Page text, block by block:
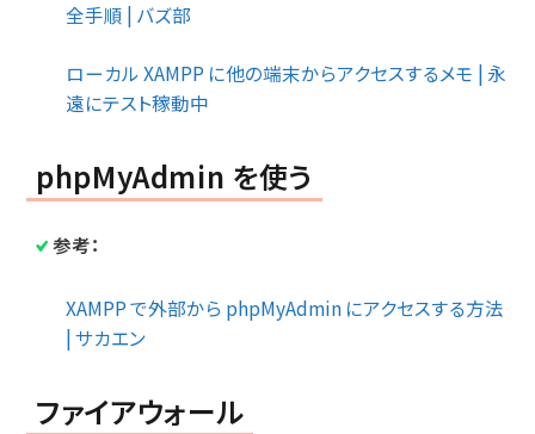
全手順 | バズ部
ローカル XAMPP に他の端末からアクセスするメモ | 永
遠にテスト稼動中
phpMyAdmin を使う
参考：
XAMPP で外部から phpMyAdmin にアクセスする方法
| サカエン
ファイアウォール